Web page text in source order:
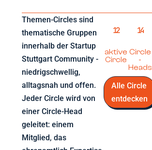
Themen-Circles sind
thematische Gruppen
innerhalb der Startup
Stuttgart Community -
niedrigschwellig,
alltagsnah und offen.
Jeder Circle wird von
einer Circle-Head
geleitet: einem
Mitglied, das
12
aktive
Circle
14
Circle
-
Heads
Alle Circle
entdecken